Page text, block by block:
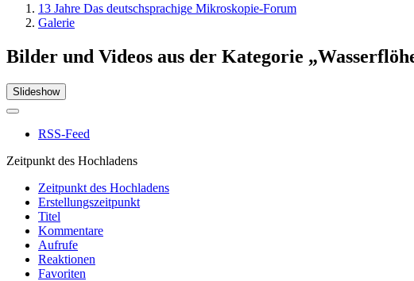
13 Jahre Das deutschsprachige Mikroskopie-Forum
Galerie
Bilder und Videos aus der Kategorie
Slideshow
RSS-Feed
Zeitpunkt des Hochladens
Zeitpunkt des Hochladens
Erstellungszeitpunkt
Titel
Kommentare
Aufrufe
Reaktionen
Favoriten